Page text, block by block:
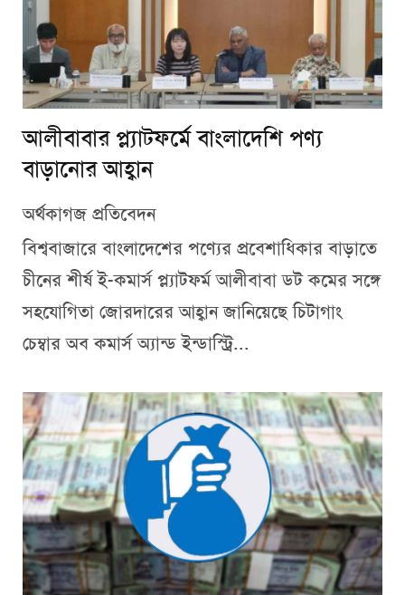
আলীবাবার প্ল্যাটফর্মে বাংলাদেশি পণ্য
বাড়ানোর আহ্বান
অর্থকাগজ প্রতিবেদন
বিশ্ববাজারে বাংলাদেশের পণ্যের প্রবেশাধিকার বাড়াতে
চীনের শীর্ষ ই-কমার্স প্ল্যাটফর্ম আলীবাবা ডট কমের সঙ্গে
সহযোগিতা জোরদারের আহ্বান জানিয়েছে চিটাগাং
চেম্বার অব কমার্স অ্যান্ড ইন্ডাস্ট্রি...